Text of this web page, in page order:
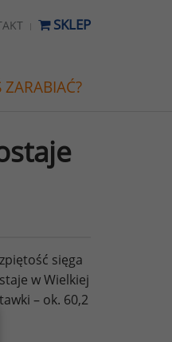
SKLEP
sięga
w Wielkiej
– ok. 60,2